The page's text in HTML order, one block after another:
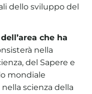
dello sviluppo del
che ha
nella
del Sapere e
mondiale
scienza della